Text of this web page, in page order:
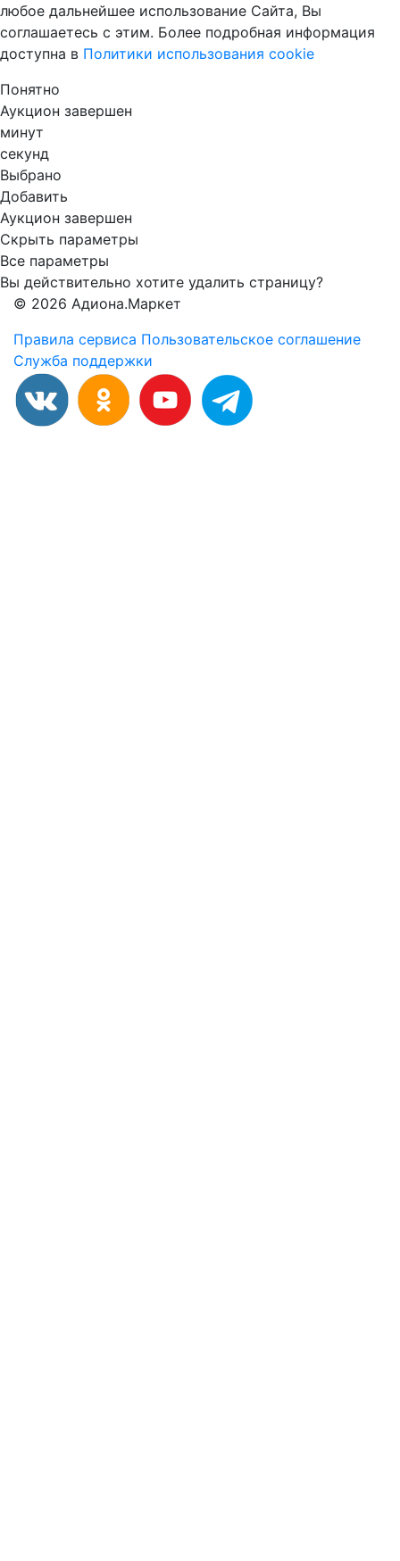
любое дальнейшее использование Сайта, Вы
соглашаетесь с этим. Более подробная информация
доступна в Политики использования cookie
Понятно
Аукцион завершен
минут
секунд
Выбрано
Добавить
Аукцион завершен
Скрыть параметры
Все параметры
Вы действительно хотите удалить страницу?
© 2026 Адиона.Маркет
Правила сервиса Пользовательское соглашение
Служба поддержки